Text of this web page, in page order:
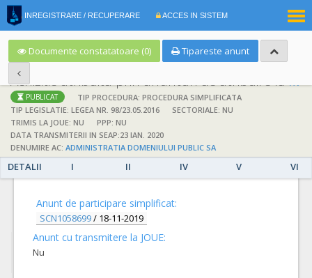
INREGISTRARE / RECUPERARE ACCES IN SISTEM
Documente constatatoare (0) Tipareste anunt
; Achizitie atribuita prin anunturi de atribuire la anuntul simplificat
PUBLICAT
TIP PROCEDURA: PROCEDURA SIMPLIFICATA
TIP LEGISLATIE: LEGEA NR. 98/23.05.2016
SECTORIALE: NU
TRIMIS LA JOUE: NU
PPP: NU
DATA TRANSMITERII IN SEAP:23 IAN. 2020
DENUMIRE AC: ADMINISTRATIA DOMENIULUI PUBLIC SA
DETALII I II IV V VI
DETALII
Anunt de participare simplificat:
SCN1058699/ 18-11-2019
Anunt cu transmitere la JOUE:
Nu